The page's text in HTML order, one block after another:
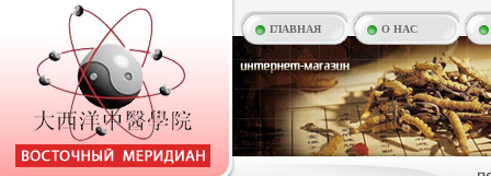
ГЛАВНАЯ О НАС